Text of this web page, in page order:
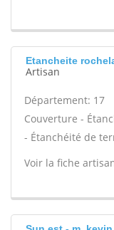
Etancheite
Artisan
Département: 17
Couverture -
- Étanchéité de
Voir la fiche